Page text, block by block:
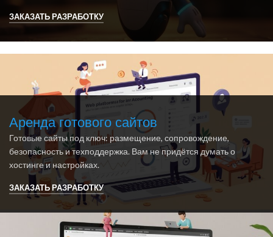
ЗАКАЗАТЬ РАЗРАБОТКУ
Аренда готового сайтов
Готовые сайты под ключ: размещение, сопровождение,
безопасность и техподдержка. Вам не придётся думать о
хостинге и настройках.
ЗАКАЗАТЬ РАЗРАБОТКУ